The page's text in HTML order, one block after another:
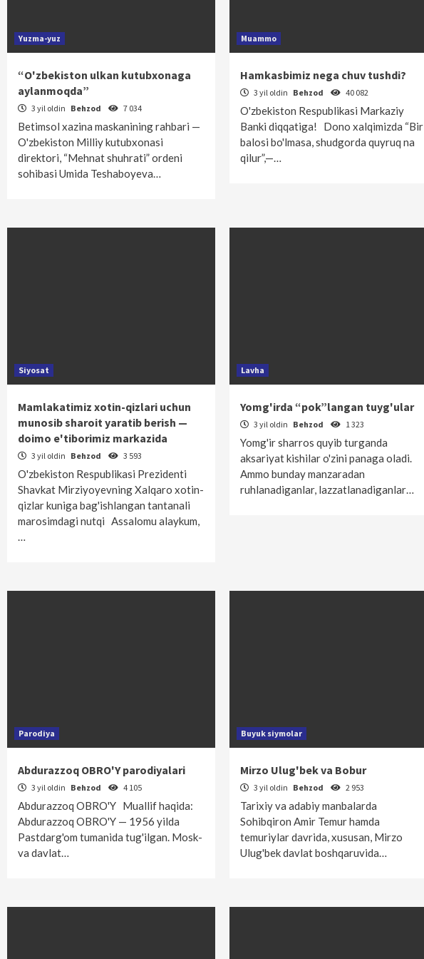
Yuzma-yuz
“O'zbekiston ulkan kutubxonaga
aylanmoqda”
3 yil oldin Behzod 7 034
Betimsol xazina maskanining rahbari —
O'zbekiston Milliy kutubxonasi
direktori, “Mehnat shuhrati” ordeni
sohibasi Umida Teshaboyeva…
Muammo
Hamkasbimiz nega chuv tushdi?
3 yil oldin Behzod 40 082
O'zbekiston Respublikasi Markaziy
Banki diqqatiga! Dono xalqimizda “Bir
balosi bo'lmasa, shudgorda quyruq na
qilur”,—…
Siyosat
Mamlakatimiz xotin-qizlari uchun
munosib sharoit yaratib berish —
doimo e'tiborimiz markazida
3 yil oldin Behzod 3 593
O'zbekiston Respublikasi Prezidenti
Shavkat Mirziyoyevning Xalqaro xotin-
qizlar kuniga bag'ishlangan tantanali
marosimdagi nutqi Assalomu alaykum,
…
Lavha
Yomg'irda “pok”langan tuyg'ular
3 yil oldin Behzod 1 323
Yomg'ir sharros quyib turganda
aksariyat kishilar o'zini panaga oladi.
Ammo bunday manzaradan
ruhlanadiganlar, lazzatlanadiganlar…
Parodiya
Abdurazzoq OBRO'Y parodiyalari
3 yil oldin Behzod 4 105
Abdurazzoq OBRO'Y Muallif haqida:
Abdurazzoq OBRO'Y — 1956 yilda
Pastdarg'om tumanida tug'ilgan. Mo­s­­­­­­k­­­­­­­­­­
va davlat…
Buyuk siymolar
Mirzo Ulug'bek va Bobur
3 yil oldin Behzod 2 953
Tarixiy va adabiy manbalarda
Sohibqiron Amir Temur hamda
temuriylar davrida, xususan, Mirzo
Ulug'bek davlat boshqaruvida…